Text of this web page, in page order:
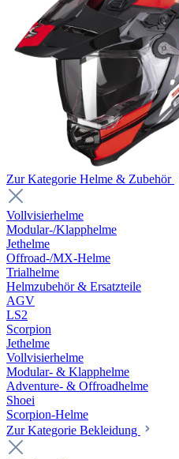
Zur Kategorie Helme & Zubehör
Vollvisierhelme
Modular-/Klapphelme
Jethelme
Offroad-/MX-Helme
Trialhelme
Helmzubehör & Ersatzteile
AGV
LS2
Scorpion
Jethelme
Vollvisierhelme
Modular- & Klapphelme
Adventure- & Offroadhelme
Shoei
Scorpion-Helme
Zur Kategorie Bekleidung